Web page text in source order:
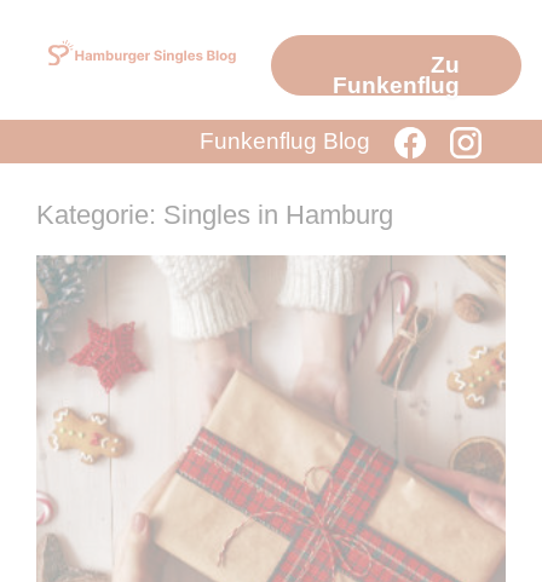
Inhalt
Zu
Funkenflug
Funkenflug Blog
Kategorie: Singles in Hamburg